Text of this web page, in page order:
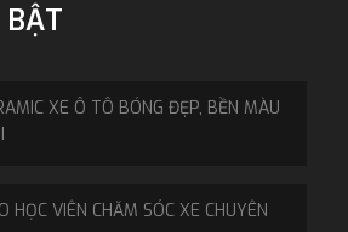
BẬT
XE Ô TÔ BÓNG ĐẸP, BỀN MÀU
HỌC VIÊN CHĂM SÓC XE CHUYÊN